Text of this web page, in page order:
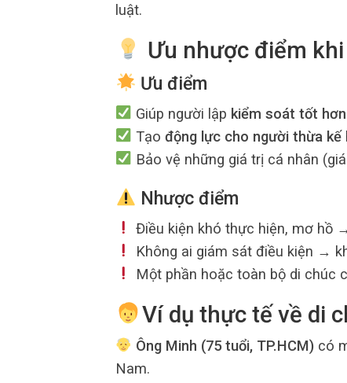
luật.
Ưu nhược điểm
Ưu điểm
Giúp người lập kiểm soát tốt hơn
Tạo động lực cho người thừa kế
Bảo vệ những giá trị cá nhân
Nhược điểm
Điều kiện khó thực hiện, mơ hồ
Không ai giám sát điều kiện →
Một phần hoặc toàn bộ di chúc
‍Ví dụ thực tế về di
Ông Minh (75 tuổi, TP.HCM)có
Nam.